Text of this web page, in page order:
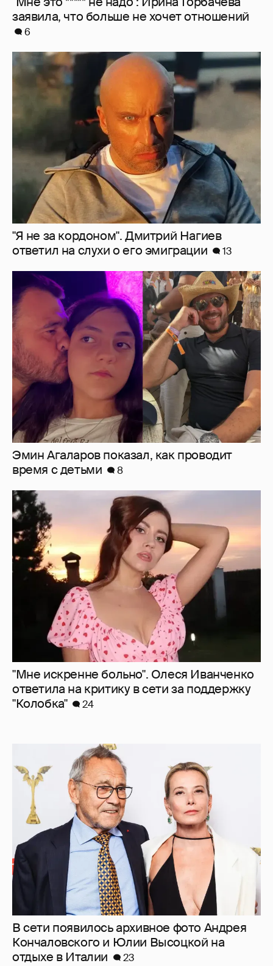
заявила, что больше не хочет отношений
6
"Я не за кордоном". Дмитрий Нагиев
ответил на слухи о его эмиграции
13
Эмин Агаларов показал, как проводит
время с детьми
8
"Мне искренне больно". Олеся Иванченко
ответила на критику в сети за поддержку
"Колобка"
24
В сети появилось архивное фото Андрея
Кончаловского и Юлии Высоцкой на
отдыхе в Италии
23